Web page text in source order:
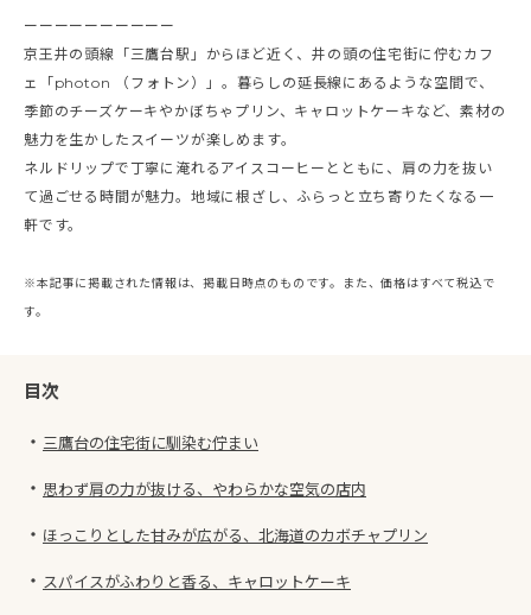
ーーーーーーーーーー
京王井の頭線「三鷹台駅」からほど近く、井の頭の住宅街に佇むカフ
ェ「photon （フォトン）」。暮らしの延長線にあるような空間で、
季節のチーズケーキやかぼちゃプリン、キャロットケーキなど、素材の
魅力を生かしたスイーツが楽しめます。
ネルドリップで丁寧に淹れるアイスコーヒーとともに、肩の力を抜い
て過ごせる時間が魅力。地域に根ざし、ふらっと立ち寄りたくなる一
軒です。
※本記事に掲載された情報は、掲載日時点のものです。また、価格はすべて税込で
す。
目次
・ 三鷹台の住宅街に馴染む佇まい
・ 思わず肩の力が抜ける、やわらかな空気の店内
・ ほっこりとした甘みが広がる、北海道のカボチャプリン
・ スパイスがふわりと香る、キャロットケーキ